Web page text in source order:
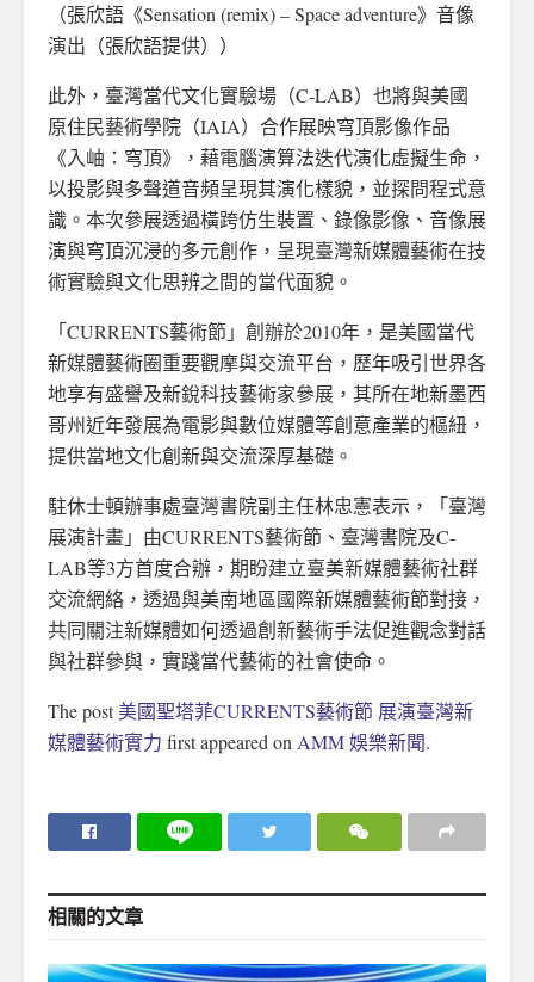
（張欣語《Sensation (remix) – Space adventure》音像
演出（張欣語提供））
此外，臺灣當代文化實驗場（C-LAB）也將與美國
原住民藝術學院（IAIA）合作展映穹頂影像作品
《入岫：穹頂》，藉電腦演算法迭代演化虛擬生命，
以投影與多聲道音頻呈現其演化樣貌，並探問程式意
識。本次參展透過橫跨仿生裝置、錄像影像、音像展
演與穹頂沉浸的多元創作，呈現臺灣新媒體藝術在技
術實驗與文化思辨之間的當代面貌。
「CURRENTS藝術節」創辦於2010年，是美國當代
新媒體藝術圈重要觀摩與交流平台，歷年吸引世界各
地享有盛譽及新銳科技藝術家參展，其所在地新墨西
哥州近年發展為電影與數位媒體等創意產業的樞紐，
提供當地文化創新與交流深厚基礎。
駐休士頓辦事處臺灣書院副主任林忠憲表示，「臺灣
展演計畫」由CURRENTS藝術節、臺灣書院及C-
LAB等3方首度合辦，期盼建立臺美新媒體藝術社群
交流網絡，透過與美南地區國際新媒體藝術節對接，
共同關注新媒體如何透過創新藝術手法促進觀念對話
與社群參與，實踐當代藝術的社會使命。
The post美國聖塔菲CURRENTS藝術節 展演臺灣新
媒體藝術實力 first appeared onAMM 娛樂新聞.
相關的文章